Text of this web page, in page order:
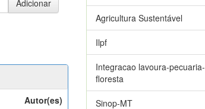
Autor(es)
Agricultura Sustentável
Ilpf
Integracao lavoura-pecuaria-
floresta
Sinop-MT